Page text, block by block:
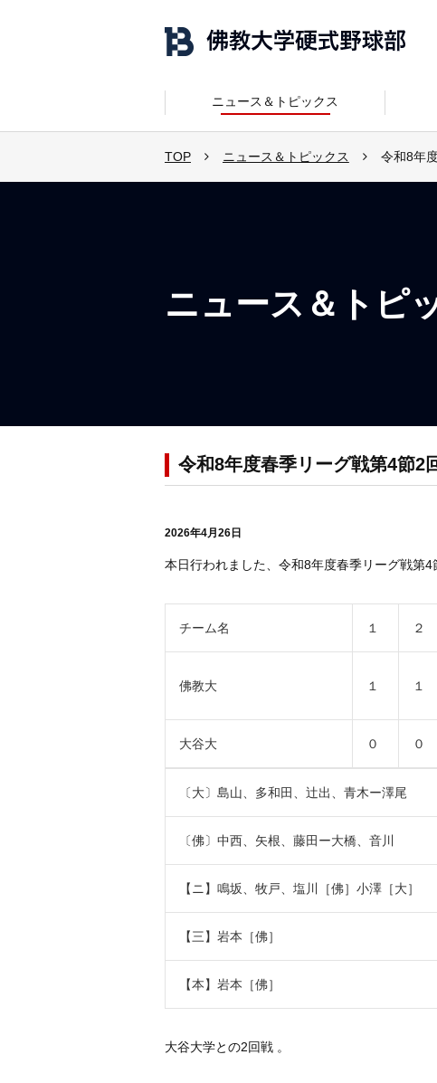
ニュース＆トピックス
TOP ニュース＆トピックス 令和8年
ニュース＆トピ
令和8年度春季リーグ戦第4節2
2026年4月26日
本日行われました、令和8年度春季リーグ戦第4
チーム名 １ ２
佛教大 １ １
大谷大 ０ ０
〔大〕島山、多和田、辻出、青木ー澤尾
〔佛〕中西、矢根、藤田ー大橋、音川
【ニ】鳴坂、牧戸、塩川［佛］小澤［大］
【三】岩本［佛］
【本】岩本［佛］
大谷大学との2回戦 。